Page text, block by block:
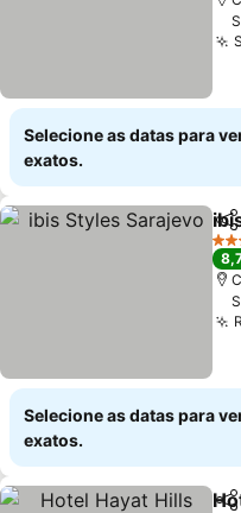
Selecione as datas para
exatos.
4
Selecione as datas para
exatos.